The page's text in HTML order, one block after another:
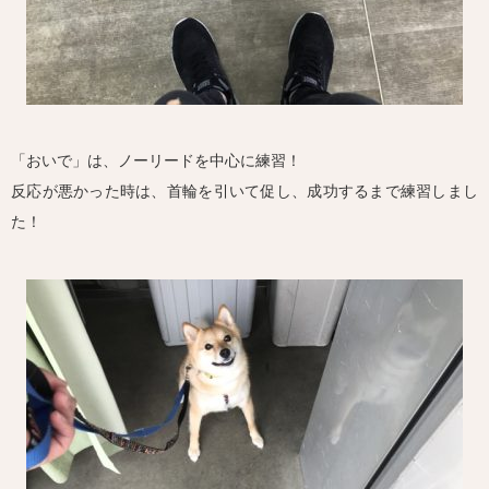
「おいで」は、ノーリードを中心に練習！
反応が悪かった時は、首輪を引いて促し、成功するまで練習しまし
た！